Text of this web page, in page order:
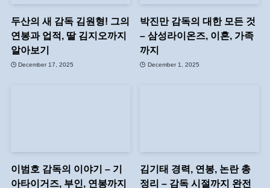
두산의 새 감독 김원형! 그의
연봉과 업적, 딸 김지오까지
알아보기
December 17, 2025
박진만 감독의 대한 모든 것
– 삼성라이온즈, 이혼, 가족
까지
December 1, 2025
이범호 감독의 이야기 – 기
아타이거즈, 부인, 연봉까지
김기태 경력, 연봉, 논란 총
정리 – 감독 시절까지 완전